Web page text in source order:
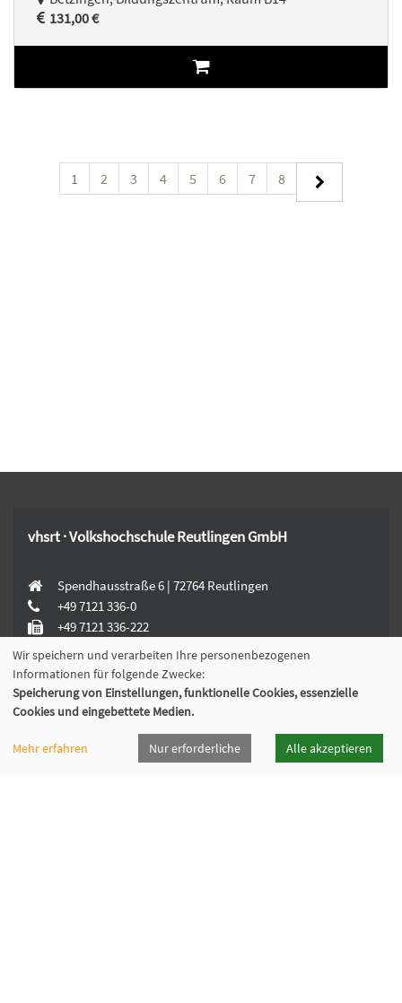
131,00 €
1 2 3 4 5 6 7 8
vhsrt · Volkshochschule Reutlingen GmbH
Spendhausstraße 6 | 72764 Reutlingen
+49 7121 336-0
+49 7121 336-222
info@vhsrt.de
Widerrufsformular
Wir speichern und verarbeiten Ihre personenbezogenen
Informationen für folgende Zwecke:
Speicherung von Einstellungen, funktionelle Cookies, essenzielle
Cookies und eingebettete Medien.
Mehr erfahren Nur erforderliche Alle akzeptieren